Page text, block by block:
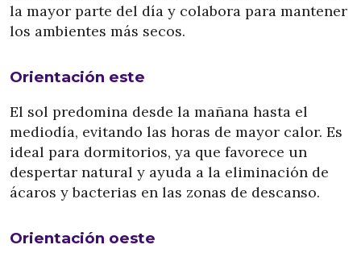
la mayor parte del día y colabora para mantener
los ambientes más secos.
Orientación este
El sol predomina desde la mañana hasta el
mediodía, evitando las horas de mayor calor. Es
ideal para dormitorios, ya que favorece un
despertar natural y ayuda a la eliminación de
ácaros y bacterias en las zonas de descanso.
Orientación oeste